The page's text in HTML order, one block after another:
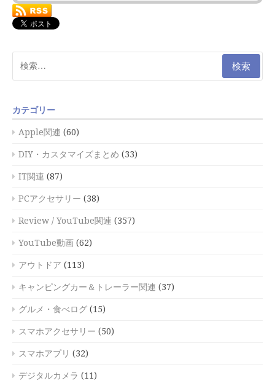
索:
カテゴリー
Apple関連 (60)
DIY・カスタマイズまとめ (33)
IT関連 (87)
PCアクセサリー (38)
Review / YouTube関連 (357)
YouTube動画 (62)
アウトドア (113)
キャンピングカー＆トレーラー関連 (37)
グルメ・食べログ (15)
スマホアクセサリー (50)
スマホアプリ (32)
デジタルカメラ (11)